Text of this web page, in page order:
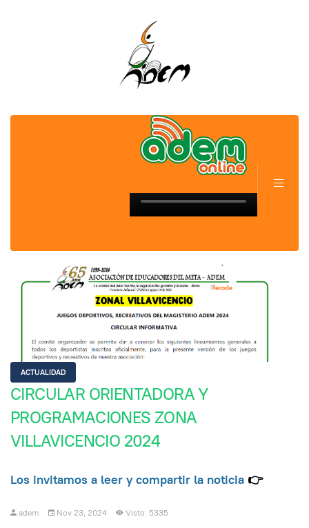
ACTUALIDAD
CIRCULAR ORIENTADORA Y
PROGRAMACIONES ZONA
VILLAVICENCIO 2024
Los invitamos a leer y compartir la noticia 👉
adem Nov 23, 2024 Visto: 5335